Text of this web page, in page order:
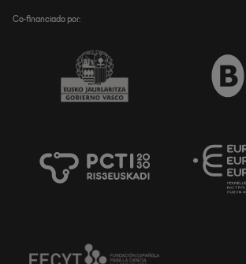
Co-financiado por: